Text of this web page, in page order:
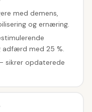
med demens,
og ernæring.
adfærd med 25 %.
sikrer opdaterede